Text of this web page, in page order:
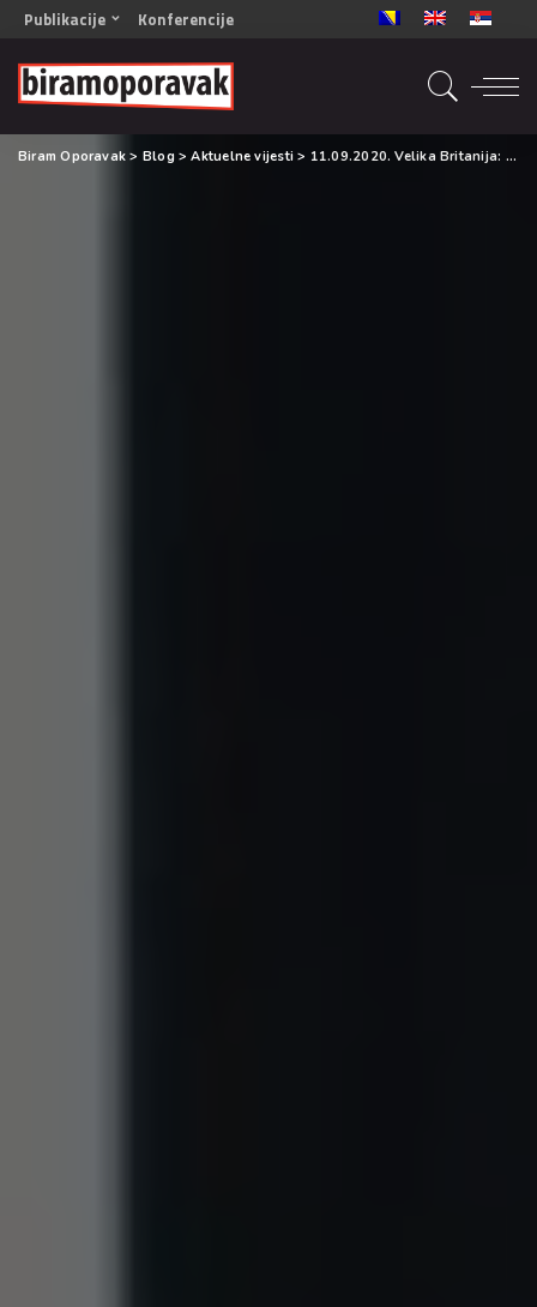
Publikacije
OPORAVAK- Naš zajednički cilj BiH/CG
OPORAVAK- Naš zajednički cilj SRB
RECOVERY- Our common goal ENG
OPORAVAK- Naš zajednički cilj 2
Konferencije
Biram Oporavak > Blog >Aktuelne vijesti > 11.09.2020. Velika Britanija: Izostaje podrška poslodavaca vezano za zloupotrebu alkohola i droga